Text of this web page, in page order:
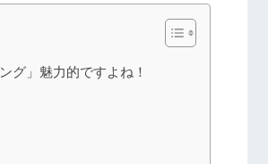
グ」魅力的ですよね！